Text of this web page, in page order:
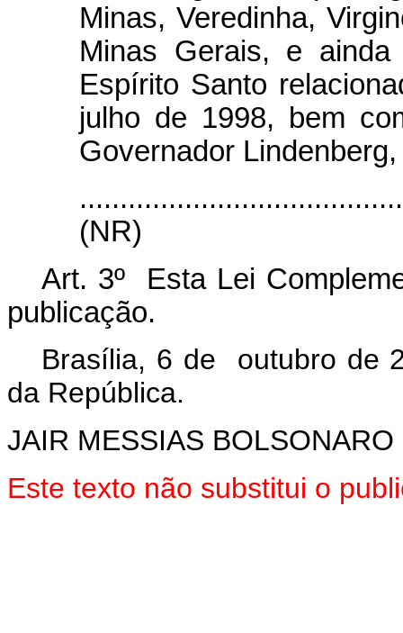
Minas, Veredinha,
Minas Gerais, e
Espírito Santo
julho de 1998, bem
Governador
(NR)
Art. 3º
Esta Lei
publicação.
Brasília, 6 de outubro de
da República.
JAIR MESSIAS BOLSONARO
Este texto não substitui o